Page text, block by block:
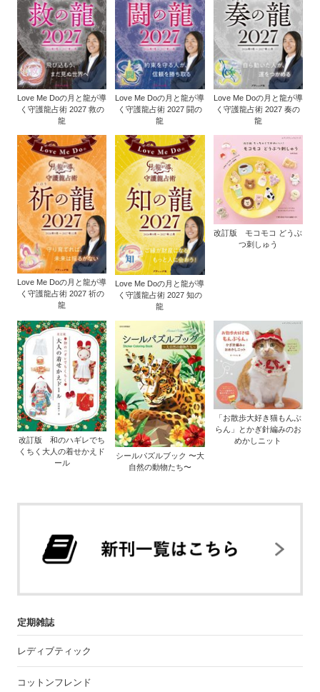
Love Me Doの月と龍が導
く守護龍占術 2027 救の
龍
Love Me Doの月と龍が導
く守護龍占術 2027 闘の
龍
Love Me Doの月と龍が導
く守護龍占術 2027 奏の
龍
Love Me Doの月と龍が導
く守護龍占術 2027 祈の
龍
Love Me Doの月と龍が導
く守護龍占術 2027 知の
龍
改訂版 モコモコ どうぶ
つ刺しゅう
改訂版 和のハギレでち
くちく大人の着せかえド
ール
シールパズルブック 〜大
自然の動物たち〜
「お散歩大好き猫もんぶ
らん」とかぎ針編みのお
めかしニット
定期雑誌
レディブティック
コットンフレンド